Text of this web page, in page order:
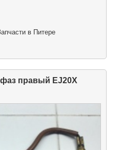
в Питере
правый EJ20X